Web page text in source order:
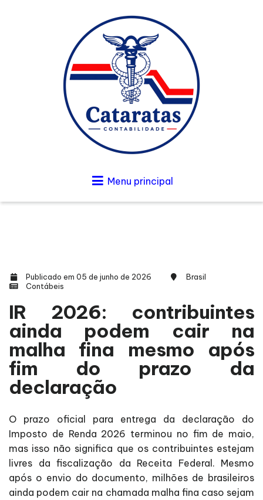
Menu principal
Publicado em 05 de junho de 2026
Brasil
Contábeis
IR 2026: contribuintes
ainda podem cair na
malha fina mesmo após
fim do prazo da
declaração
O prazo oficial para entrega da declaração do
Imposto de Renda 2026 terminou no fim de maio,
mas isso não significa que os contribuintes estejam
livres da fiscalização da Receita Federal. Mesmo
após o envio do documento, milhões de brasileiros
ainda podem cair na chamada malha fina caso sejam